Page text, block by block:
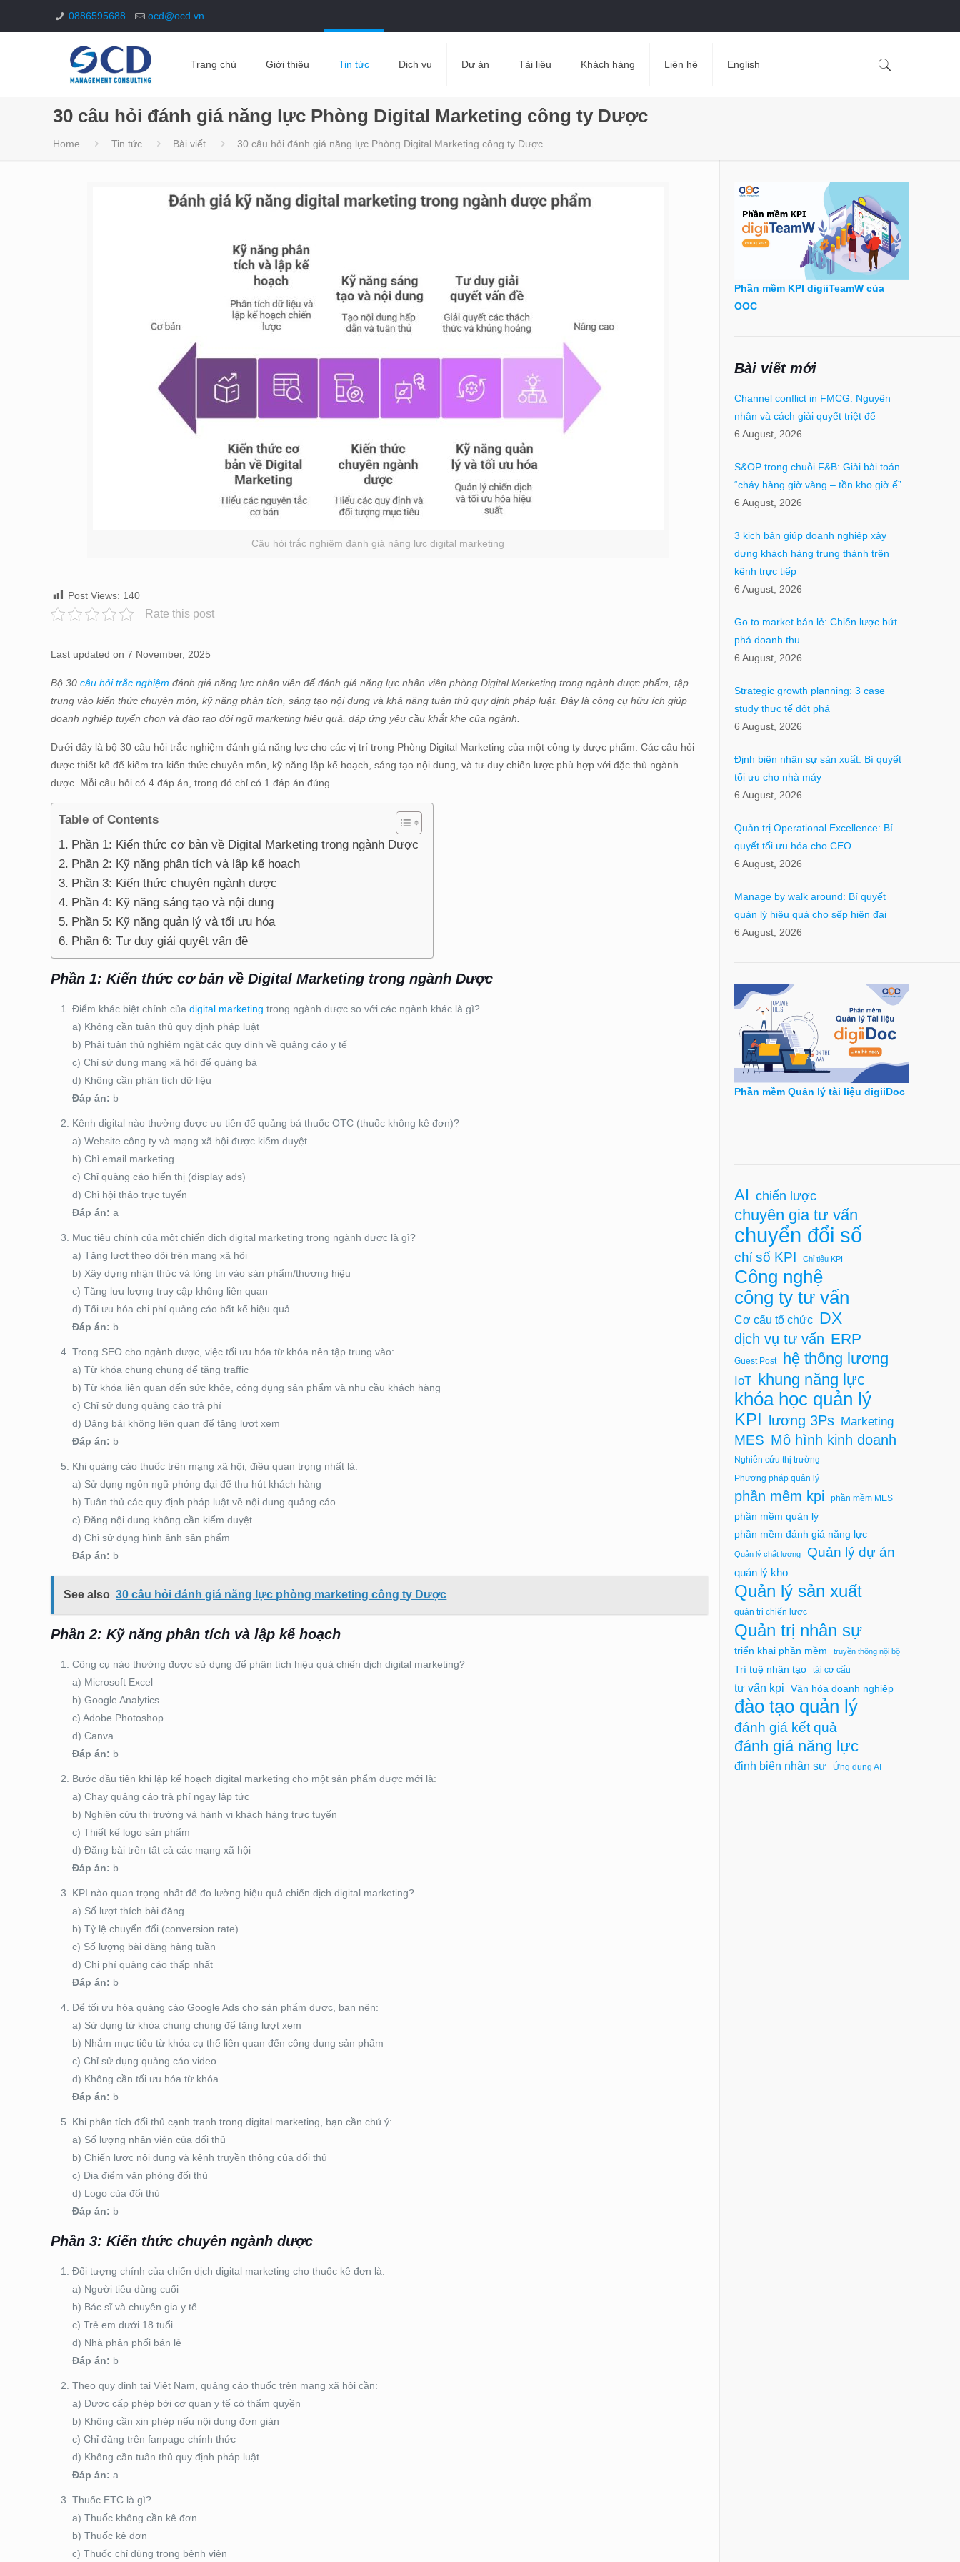
0886595688 ocd@ocd.vn
Trang chủ Giới thiệu Tin tức Dịch vụ Dự án Tài liệu Khách hàng Liên hệ English
30 câu hỏi đánh giá năng lực Phòng Digital Marketing công ty Dược
Home Tin tức Bài viết 30 câu hỏi đánh giá năng lực Phòng Digital Marketing công ty Dược
Câu hỏi trắc nghiệm đánh giá năng lực digital marketing
Post Views: 140
Rate this post
Last updated on 7 November, 2025
Bộ 30câu hỏi trắc nghiệm đánh giá năng lực nhân viên để đánh giá năng lực nhân viên phòng Digital Marketing trong ngành dược phẩm, tập
trung vào kiến thức chuyên môn, kỹ năng phân tích, sáng tạo nội dung và khả năng tuân thủ quy định pháp luật. Đây là công cụ hữu ích giúp
doanh nghiệp tuyển chọn và đào tạo đội ngũ marketing hiệu quả, đáp ứng yêu cầu khắt khe của ngành.
Dưới đây là bộ 30 câu hỏi trắc nghiệm đánh giá năng lực cho các vị trí trong Phòng Digital Marketing của một công ty dược phẩm. Các câu hỏi
được thiết kế để kiểm tra kiến thức chuyên môn, kỹ năng lập kế hoạch, sáng tạo nội dung, và tư duy chiến lược phù hợp với đặc thù ngành
dược. Mỗi câu hỏi có 4 đáp án, trong đó chỉ có 1 đáp án đúng.
Table of Contents
Phần 1: Kiến thức cơ bản về Digital Marketing trong ngành Dược
Phần 2: Kỹ năng phân tích và lập kế hoạch
Phần 3: Kiến thức chuyên ngành dược
Phần 4: Kỹ năng sáng tạo và nội dung
Phần 5: Kỹ năng quản lý và tối ưu hóa
Phần 6: Tư duy giải quyết vấn đề
Phần 1: Kiến thức cơ bản về Digital Marketing trong ngành Dược
Điểm khác biệt chính củadigital marketing trong ngành dược so với các ngành khác là gì?
a) Không cần tuân thủ quy định pháp luật
b) Phải tuân thủ nghiêm ngặt các quy định về quảng cáo y tế
c) Chỉ sử dụng mạng xã hội để quảng bá
d) Không cần phân tích dữ liệu
Đáp án: b
Kênh digital nào thường được ưu tiên để quảng bá thuốc OTC (thuốc không kê đơn)?
a) Website công ty và mạng xã hội được kiểm duyệt
b) Chỉ email marketing
c) Chỉ quảng cáo hiển thị (display ads)
d) Chỉ hội thảo trực tuyến
Đáp án: a
Mục tiêu chính của một chiến dịch digital marketing trong ngành dược là gì?
a) Tăng lượt theo dõi trên mạng xã hội
b) Xây dựng nhận thức và lòng tin vào sản phẩm/thương hiệu
c) Tăng lưu lượng truy cập không liên quan
d) Tối ưu hóa chi phí quảng cáo bất kể hiệu quả
Đáp án: b
Trong SEO cho ngành dược, việc tối ưu hóa từ khóa nên tập trung vào:
a) Từ khóa chung chung để tăng traffic
b) Từ khóa liên quan đến sức khỏe, công dụng sản phẩm và nhu cầu khách hàng
c) Chỉ sử dụng quảng cáo trả phí
d) Đăng bài không liên quan để tăng lượt xem
Đáp án: b
Khi quảng cáo thuốc trên mạng xã hội, điều quan trọng nhất là:
a) Sử dụng ngôn ngữ phóng đại để thu hút khách hàng
b) Tuân thủ các quy định pháp luật về nội dung quảng cáo
c) Đăng nội dung không cần kiểm duyệt
d) Chỉ sử dụng hình ảnh sản phẩm
Đáp án: b
See also 30 câu hỏi đánh giá năng lực phòng marketing công ty Dược
Phần 2: Kỹ năng phân tích và lập kế hoạch
Công cụ nào thường được sử dụng để phân tích hiệu quả chiến dịch digital marketing?
a) Microsoft Excel
b) Google Analytics
c) Adobe Photoshop
d) Canva
Đáp án: b
Bước đầu tiên khi lập kế hoạch digital marketing cho một sản phẩm dược mới là:
a) Chạy quảng cáo trả phí ngay lập tức
b) Nghiên cứu thị trường và hành vi khách hàng trực tuyến
c) Thiết kế logo sản phẩm
d) Đăng bài trên tất cả các mạng xã hội
Đáp án: b
KPI nào quan trọng nhất để đo lường hiệu quả chiến dịch digital marketing?
a) Số lượt thích bài đăng
b) Tỷ lệ chuyển đổi (conversion rate)
c) Số lượng bài đăng hàng tuần
d) Chi phí quảng cáo thấp nhất
Đáp án: b
Để tối ưu hóa quảng cáo Google Ads cho sản phẩm dược, bạn nên:
a) Sử dụng từ khóa chung chung để tăng lượt xem
b) Nhắm mục tiêu từ khóa cụ thể liên quan đến công dụng sản phẩm
c) Chỉ sử dụng quảng cáo video
d) Không cần tối ưu hóa từ khóa
Đáp án: b
Khi phân tích đối thủ cạnh tranh trong digital marketing, bạn cần chú ý:
a) Số lượng nhân viên của đối thủ
b) Chiến lược nội dung và kênh truyền thông của đối thủ
c) Địa điểm văn phòng đối thủ
d) Logo của đối thủ
Đáp án: b
Phần 3: Kiến thức chuyên ngành dược
Đối tượng chính của chiến dịch digital marketing cho thuốc kê đơn là:
a) Người tiêu dùng cuối
b) Bác sĩ và chuyên gia y tế
c) Trẻ em dưới 18 tuổi
d) Nhà phân phối bán lẻ
Đáp án: b
Theo quy định tại Việt Nam, quảng cáo thuốc trên mạng xã hội cần:
a) Được cấp phép bởi cơ quan y tế có thẩm quyền
b) Không cần xin phép nếu nội dung đơn giản
c) Chỉ đăng trên fanpage chính thức
d) Không cần tuân thủ quy định pháp luật
Đáp án: a
Thuốc ETC là gì?
a) Thuốc không cần kê đơn
b) Thuốc kê đơn
c) Thuốc chỉ dùng trong bệnh viện
Phần mềm KPI digiiTeamW của
OOC
Bài viết mới
Channel conflict in FMCG: Nguyên
nhân và cách giải quyết triệt để
6 August, 2026
S&OP trong chuỗi F&B: Giải bài toán
“cháy hàng giờ vàng – tồn kho giờ ế”
6 August, 2026
3 kịch bản giúp doanh nghiệp xây
dựng khách hàng trung thành trên
kênh trực tiếp
6 August, 2026
Go to market bán lẻ: Chiến lược bứt
phá doanh thu
6 August, 2026
Strategic growth planning: 3 case
study thực tế đột phá
6 August, 2026
Định biên nhân sự sản xuất: Bí quyết
tối ưu cho nhà máy
6 August, 2026
Quản trị Operational Excellence: Bí
quyết tối ưu hóa cho CEO
6 August, 2026
Manage by walk around: Bí quyết
quản lý hiệu quả cho sếp hiện đại
6 August, 2026
Phần mềm Quản lý tài liệu digiiDoc
AI chiến lược
chuyên gia tư vấn
chuyển đổi số
chỉ số KPI Chỉ tiêu KPI
Công nghệ
công ty tư vấn
Cơ cấu tổ chức DX
dịch vụ tư vấn ERP
Guest Post hệ thống lương
IoT khung năng lực
khóa học quản lý
KPI lương 3Ps Marketing
MES Mô hình kinh doanh
Nghiên cứu thị trường
Phương pháp quản lý
phần mềm kpi phần mềm MES
phần mềm quản lý
phần mềm đánh giá năng lực
Quản lý chất lượng Quản lý dự án
quản lý kho
Quản lý sản xuất
quản trị chiến lược
Quản trị nhân sự
triển khai phần mềm truyền thông nội bộ
Trí tuệ nhân tạo tái cơ cấu
tư vấn kpi Văn hóa doanh nghiệp
đào tạo quản lý
đánh giá kết quả
đánh giá năng lực
định biên nhân sự Ứng dụng AI